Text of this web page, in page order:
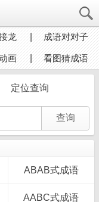
龙 成语对对子
画 看图猜成语
定位查询
ABAB式成语
AABC式成语